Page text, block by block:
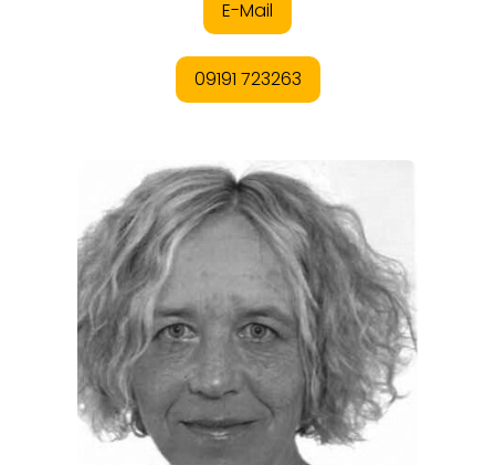
REGIONEN
ORTE
REISEFÜHRER
REISEMAGAZINE
THEMEN
ANGEBOTE